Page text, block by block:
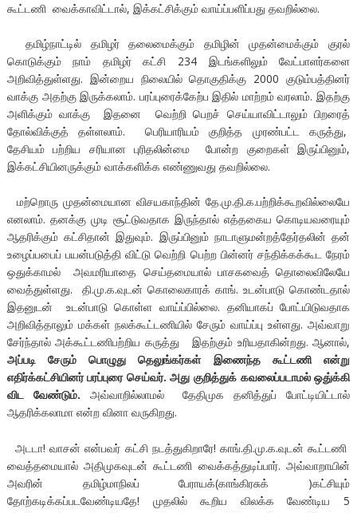
கூட்டணி வைக்காவிட்டால், இக்கட்சிக்கும் வாய்ப்பளிப்பது தவறில்லை.
தமிழ்நாட்டில் தமிழர் தலைமைக்கும் தமிழின் முதன்மைக்கும் குரல்
கொடுக்கும் நாம் தமிழர் கட்சி 234 இடங்களிலும் வேட்பாளர்களை
அறிவித்துள்ளது. இன்றைய நிலையில் தொகுதிக்கு 2000 குடும்பத்தினர்
வாக்கு அதற்கு இருக்கலாம். பரப்புரைக்கேற்ப இதில் மாற்றம் வரலாம். இதற்கு
அளிக்கும் வாக்கு இதனை வெற்றி பெறச் செய்யாவிட்டாலும் பிறரைத்
தோல்விக்குத் தள்ளலாம். பெரியாரியம் குறித்த முரண்பட்ட கருத்து,
தேசியம் பற்றிய சரியான புரிதலின்மை போன்ற குறைகள் இருப்பினும்,
இக்கட்சியினருக்கும் வாக்களிக்க எண்ணுவது தவறில்லை.
மற்றொரு முதன்மையான விசயகாந்தின் தே.மு.தி.க.பற்றிக்கூறவில்லையே
எனலாம். தனக்கு முடி சூட்டுவதாக இருந்தால் எத்தகைய கொடியவரையும்
ஆதரிக்கும் கட்சிதான் இதுவும். இருப்பினும் நாடாளுமன்றத்தேர்தலின் தன்
உழைப்பபைப் பயன்படுத்தி விட்டு வெற்றி பெற்ற பின்னர் சந்திக்கக்கூட நேரம்
ஒதுக்காமல் அவமரியாதை செய்தமையால் பாசகவைத் தொலைவிலேயே
வைத்துள்ளது. தி.மு.க.வுடன் கொலைகாரக் காங். உடன்பாடு கொண்டதால்
இதனுடன் உடன்பாடு கொள்ள வாய்ப்பில்லை. தனியாகப் போட்யிடுவதாக
அறிவித்தாலும் மக்கள் நலக்கூட்டணியில் சேரும் வாய்ப்பு உள்ளது. அவ்வாறு
சேர்ந்தால் அக்கூட்டணிபற்றிய கருத்து இதற்கும் உரியதாகின்றது. ஆனால்,
அப்படி சேரும் பொழுது தெலுங்கர்கள் இணைந்த கூட்டணி என்று
எதிர்க்கட்சியினர் பரப்புரை செய்வர். அது குறித்துக் கவலைப்படாமல் ஒது்க்கி
விட வேண்டும். அவ்வாறில்லாமல் தேதிமுக தனித்துப் போட்டியிட்டால்
ஆதரிக்கலாமா என்ற வினா வருகிறது.
அடடா! வாசன் என்பவர் கட்சி நடத்துகிறாரே! காங்.தி.மு.க.வுடன் கூட்டணி
வைத்தமையால் அதிமுகவுடன் கூட்டணி வைக்கத்துடிப்பார். அவ்வாறாயின்
அவரின் தமிழ்மாநிலப் பேராயக்(காங்கிரசுக் )கட்சியும்
தோற்கடிக்கப்படவேண்டியதே! முதலில் கூறிய விலக்க வேண்டிய 5